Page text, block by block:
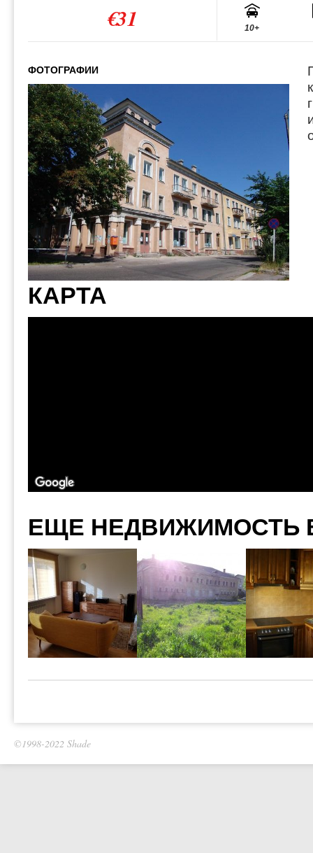
€31 10+
ФОТОГРАФИИ
КАРТА
ЕЩЕ НЕДВИЖИМОСТЬ
©1998-2022 Shade